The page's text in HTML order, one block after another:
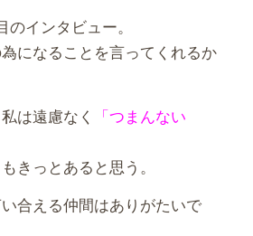
インタビュー。
になることを言ってくれるか
は遠慮なく
「つまんない
きっとあると思う。
合える仲間はありがたいで